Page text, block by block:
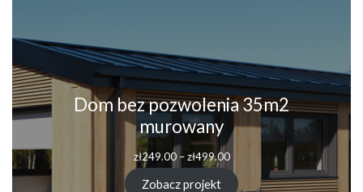
Dom bez pozwolenia 35m2
murowany
zł249.00 – zł499.00
Zobacz projekt